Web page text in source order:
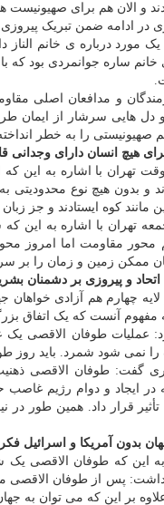
و الان هم برای
در ادامه ضمن تبریک
مورد درباره ی خانم الناز
خانم ساره جوانمردی بود
و مدافعان اصلی
و دل هایی سرشار از ایمان
صهیونیستی را به خطر
هیچ انسان دارای
تهران با اشاره به این
مانند کوه ایستادند و جز
تهران با اشاره به این
محور مقاومت اما امروز
ممکن زمین و زمان را بر
و پیروزی بر دشمنان
چهارم هم آزادی خواهان
به مفهوم آنست که یک اتفاق
عملیات طوفان الاقصی یک
نمی شود شمرد. باید روز
گفت: طوفان الاقصی
در ایجاد و دوام رژیم
قرار داد. همین طور در
بدون آمریکا و اسرائیل
این که طوفان الاقصی یک
پس از طوفان الاقصی
بر این که می توان به